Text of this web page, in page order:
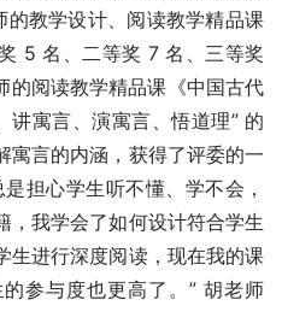
教学设计、阅读教学精品课
5 名、二等奖 7 名、三等奖
的阅读教学精品课《中国古代
讲寓言、演寓言、悟道理” 的
寓言的内涵，获得了评委的一
担心学生听不懂、学不会，
，我学会了如何设计符合学生
生进行深度阅读，现在我的课
参与度也更高了。” 胡老师